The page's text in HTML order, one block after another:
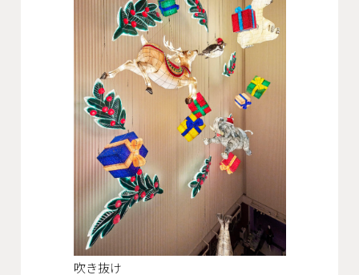
グループ会社
アクセス
採用情報
協力会社・スタッフ募集
お問い合わせ
吹き抜け